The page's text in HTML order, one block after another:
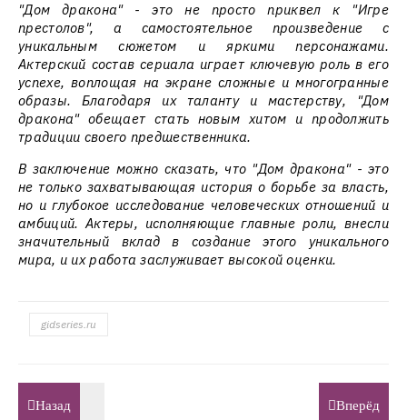
"Дом дракона" - это не просто приквел к "Игре
престолов", а самостоятельное произведение с
уникальным сюжетом и яркими персонажами.
Актерский состав сериала играет ключевую роль в его
успехе, воплощая на экране сложные и многогранные
образы. Благодаря их таланту и мастерству, "Дом
дракона" обещает стать новым хитом и продолжить
традиции своего предшественника.
В заключение можно сказать, что "Дом дракона" - это
не только захватывающая история о борьбе за власть,
но и глубокое исследование человеческих отношений и
амбиций. Актеры, исполняющие главные роли, внесли
значительный вклад в создание этого уникального
мира, и их работа заслуживает высокой оценки.
gidseries.ru
Назад Вперёд